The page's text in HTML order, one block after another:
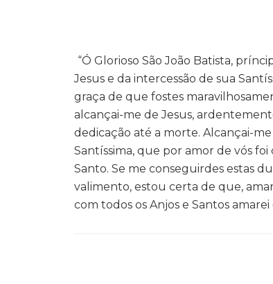
“Ó Glorioso São João Batista,
Jesus e da intercessão de sua
graça de que fostes
alcançai-me de Jesus,
dedicação até a morte. Alcançai-
Santíssima, que por amor de vós foi
Santo. Se me conseguirdes estas
valimento, estou certa de que,
com todos os Anjos e Santos